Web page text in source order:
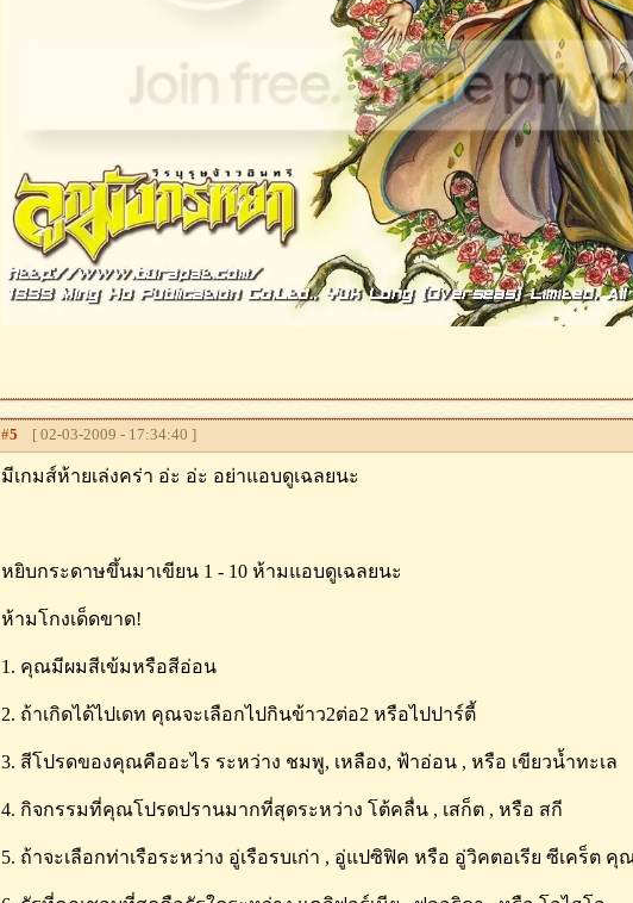
#5 [ 02-03-2009 - 17:34:40 ]
มีเกมส์ห้ายเล่งคร่า อ่ะ อ่ะ อย่าแอบดูเฉลยนะ
หยิบกระดาษขึ้นมาเขียน 1 - 10 ห้ามแอบดูเฉลยนะ
ห้ามโกงเด็ดขาด!
1. คุณมีผมสีเข้มหรือสีอ่อน
2. ถ้าเกิดได้ไปเดท คุณจะเลือกไปกินข้าว2ต่อ2 หรือไปปาร์ตี้
3. สีโปรดของคุณคืออะไร ระหว่าง ชมพู, เหลือง, ฟ้าอ่อน , หรือ เขียวน้ำทะเล
4. กิจกรรมที่คุณโปรดปรานมากที่สุดระหว่าง โต้คลื่น , เสก็ต , หรือ สกี
5. ถ้าจะเลือกท่าเรือระหว่าง อู่เรือรบเก่า , อู่แปซิฟิค หรือ อู่วิคตอเรีย ซีเคร็ต